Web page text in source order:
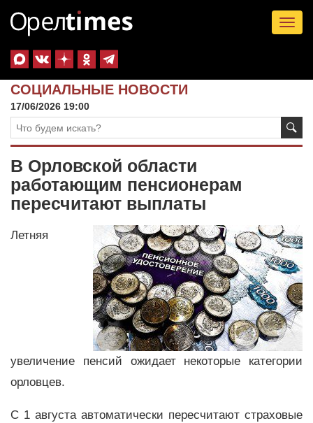
СОЦИАЛЬНЫЕ НОВОСТИ
17/06/2026 19:00
В Орловской области
работающим пенсионерам
пересчитают выплаты
Летняя
увеличение пенсий ожидает некоторые категории
орловцев.
С 1 августа автоматически пересчитают страховые